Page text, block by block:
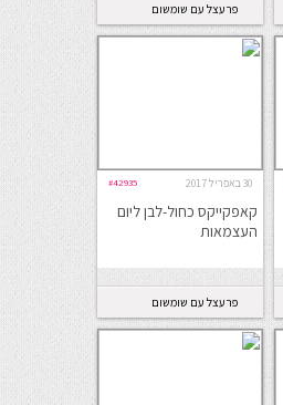
פרעצל עם שומשום
30 באפריל 2017 #42935
קאפקייקס כחול-לבן ליום
העצמאות
פרעצל עם שומשום